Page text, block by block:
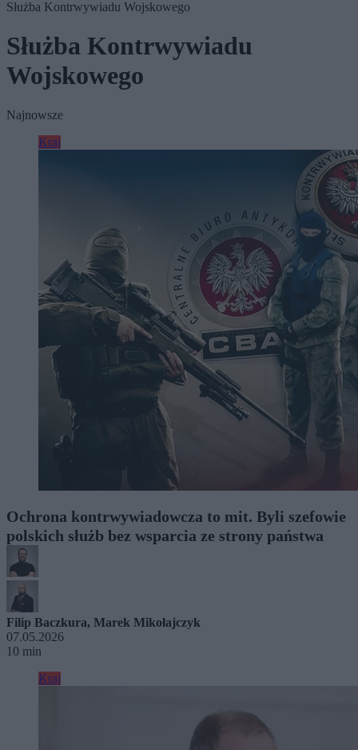
Służba Kontrwywiadu Wojskowego
Służba Kontrwywiadu
Wojskowego
Najnowsze
Kraj
Ochrona kontrwywiadowcza to mit. Byli szefowie
polskich służb bez wsparcia ze strony państwa
Filip Baczkura, Marek Mikołajczyk
07.05.2026
10 min
Kraj